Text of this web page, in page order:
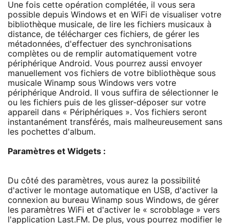
Une fois cette opération complétée, il vous sera
possible depuis Windows et en WiFi de visualiser votre
bibliothèque musicale, de lire les fichiers musicaux à
distance, de télécharger ces fichiers, de gérer les
métadonnées, d'effectuer des synchronisations
complètes ou de remplir automatiquement votre
périphérique Android. Vous pourrez aussi envoyer
manuellement vos fichiers de votre bibliothèque sous
musicale Winamp sous Windows vers votre
périphérique Android. Il vous suffira de sélectionner le
ou les fichiers puis de les glisser-déposer sur votre
appareil dans « Périphériques ». Vos fichiers seront
instantanément transférés, mais malheureusement sans
les pochettes d'album.
Paramètres et Widgets :
Du côté des paramètres, vous aurez la possibilité
d'activer le montage automatique en USB, d'activer la
connexion au bureau Winamp sous Windows, de gérer
les paramètres WiFi et d'activer le « scrobblage » vers
l'application Last.FM. De plus, vous pourrez modifier le